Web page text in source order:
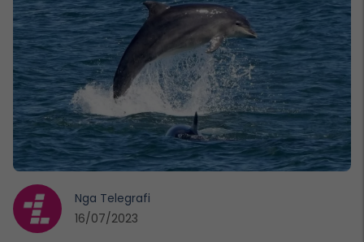
Nga Telegrafi
16/07/2023